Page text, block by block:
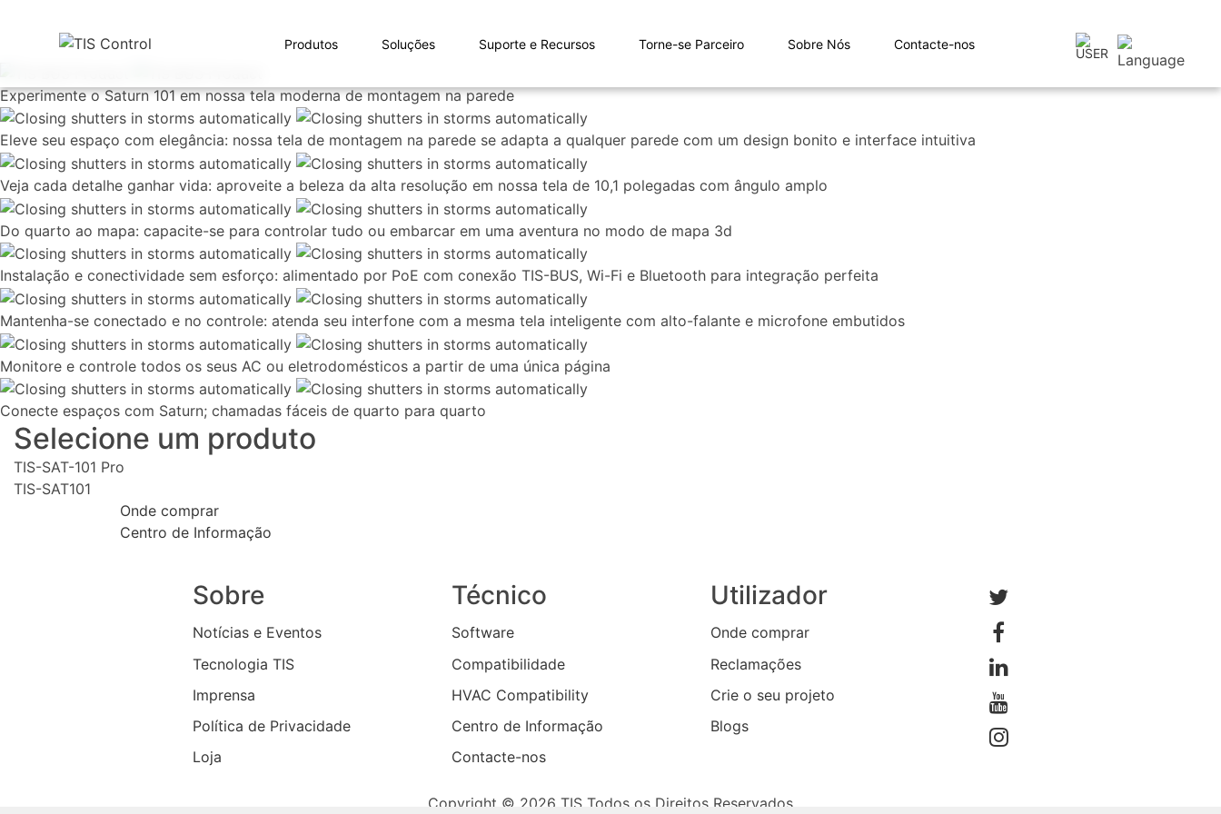
Produtos Soluções Suporte e Recursos Torne-se Parceiro Sobre Nós Contacte-nos
Experimente o Saturn 101 em nossa tela moderna de montagem na parede
Eleve seu espaço com elegância: nossa tela de montagem na parede se adapta a qualquer parede com um design bonito e interface intuitiva
Veja cada detalhe ganhar vida: aproveite a beleza da alta resolução em nossa tela de 10,1 polegadas com ângulo amplo
Do quarto ao mapa: capacite-se para controlar tudo ou embarcar em uma aventura no modo de mapa 3d
Instalação e conectividade sem esforço: alimentado por PoE com conexão TIS-BUS, Wi-Fi e Bluetooth para integração perfeita
Mantenha-se conectado e no controle: atenda seu interfone com a mesma tela inteligente com alto-falante e microfone embutidos
Monitore e controle todos os seus AC ou eletrodomésticos a partir de uma única página
Conecte espaços com Saturn; chamadas fáceis de quarto para quarto
Selecione um produto
TIS-SAT-101 Pro
TIS-SAT101
Onde comprar
Centro de Informação
Sobre
Notícias e Eventos
Tecnologia TIS
Imprensa
Política de Privacidade
Loja
Técnico
Software
Compatibilidade
HVAC Compatibility
Centro de Informação
Contacte-nos
Utilizador
Onde comprar
Reclamações
Crie o seu projeto
Blogs
Copyright © 2026 TIS Todos os Direitos Reservados